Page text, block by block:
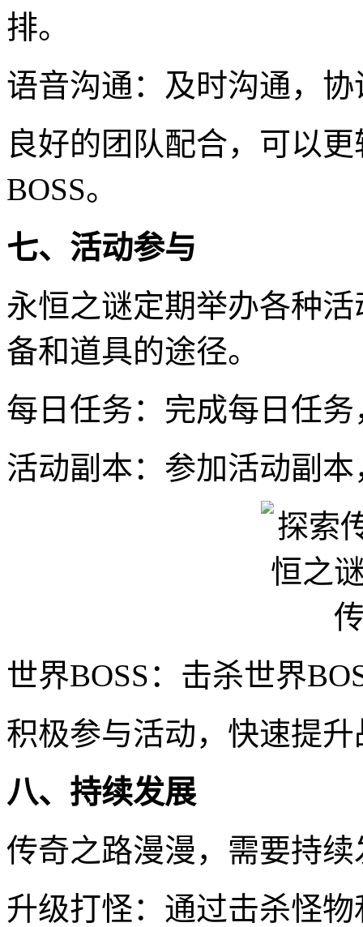
排。
语音沟通：及时沟通，
良好的团队配合，可以
BOSS。
七、活动参与
永恒之谜定期举办各种
备和道具的途径。
每日任务：完成每日任
活动副本：参加活动副
世界BOSS：击杀世界
积极参与活动，快速提升
八、持续发展
传奇之路漫漫，需要持续
升级打怪：通过击杀怪